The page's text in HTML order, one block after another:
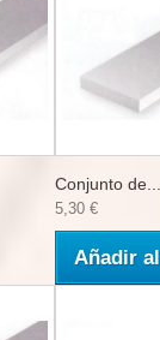
Conjunto de...
5,30 €
Añadir